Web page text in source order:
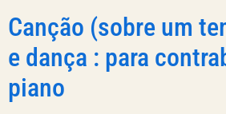
Canção (sobre um
e dança : para
piano